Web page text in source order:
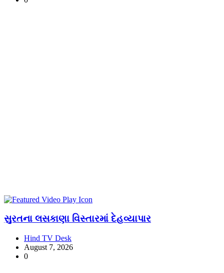
સુરતના લસકાણા વિસ્તારમાં દેહવ્યાપાર
Hind TV Desk
August 7, 2026
0